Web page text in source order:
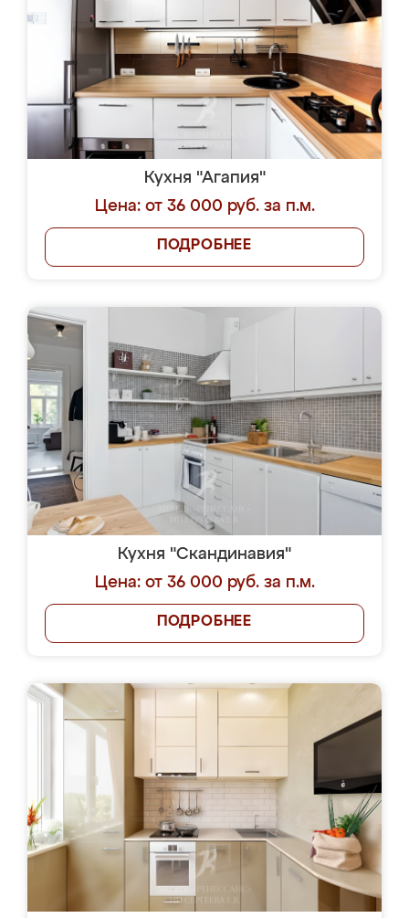
Кухня "Агапия"
Цена: от 36 000 руб. за п.м.
ПОДРОБНЕЕ
Кухня "Скандинавия"
Цена: от 36 000 руб. за п.м.
ПОДРОБНЕЕ